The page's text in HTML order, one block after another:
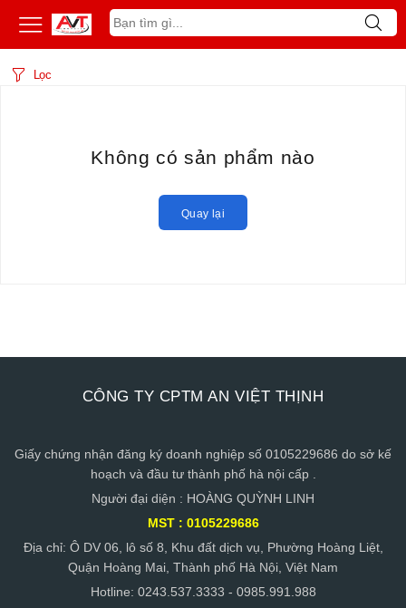
Lọc
Không có sản phẩm nào
Quay lại
CÔNG TY CPTM AN VIỆT THỊNH
Giấy chứng nhận đăng ký doanh nghiệp số 0105229686 do sở kế
hoạch và đầu tư thành phố hà nội cấp .
Người đại diện : HOÀNG QUỲNH LINH
MST : 0105229686
Địa chỉ: Ô DV 06, lô số 8, Khu đất dịch vụ, Phường Hoàng Liệt,
Quận Hoàng Mai, Thành phố Hà Nội, Việt Nam
Hotline: 0243.537.3333 - 0985.991.988